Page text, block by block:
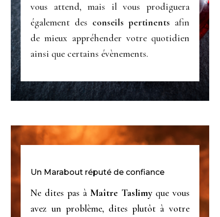
vous attend, mais il vous prodiguera
également des conseils pertinents afin
de mieux appréhender votre quotidien
ainsi que certains évènements.
Un Marabout réputé de confiance
Ne dites pas à Maître Taslimyque vous
avez un problème, dites plutôt à votre